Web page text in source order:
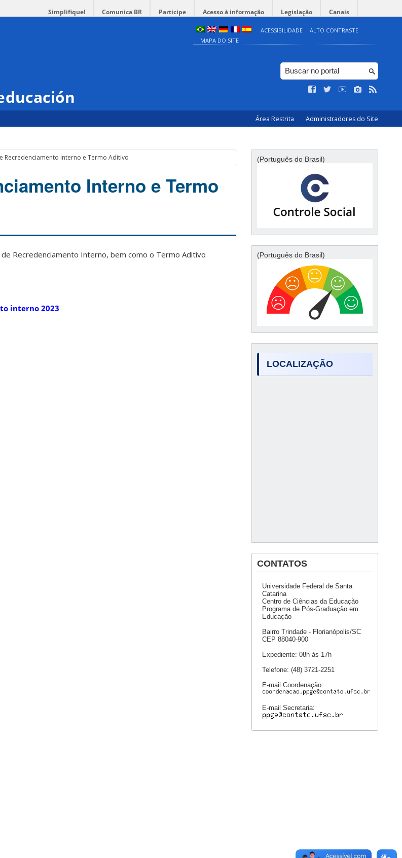
Simplifique! Comunica BR Participe Acesso à informação Legislação Canais
ACESSIBILIDADE
ALTO CONTRASTE
MAPA DO SITE
Área Restrita Administradores do Site
Recredenciamento Interno e Termo Aditivo
Interno e Termo
Recredenciamento Interno, bem como o Termo Aditivo
interno 2023
(Português do Brasil)
(Português do Brasil)
LOCALIZAÇÃO
CONTATOS
Universidade Federal de Santa
Catarina
Centro de Ciências da Educação
Programa de Pós-Graduação em
Educação
Bairro Trindade - Florianópolis/SC
CEP 88040-900
Expediente: 08h às 17h
Telefone: (48) 3721-2251
E-mail Coordenação:
E-mail Secretaria: